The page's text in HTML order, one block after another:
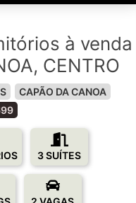
à venda
CENTRO
CAPÃO DA CANOA
3 SUÍTES